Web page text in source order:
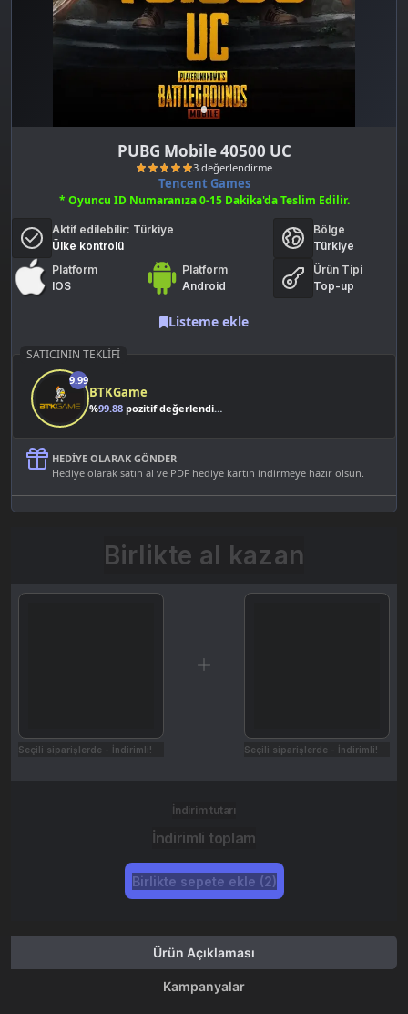
PUBG Mobile 40500 UC
Tencent Games
* Oyuncu ID Numaranıza 0-15 Dakika'da Teslim Edilir.
Aktif edilebilir: Türkiye
Ülke kontrolü
Bölge
Türkiye
Platform
IOS
Platform
Android
Ürün Tipi
Top-up
Listeme ekle
SATICININ TEKLIFI
9.99
BTKGame
%99.88 pozitif değerlendirme
HEDIYE OLARAK GÖNDER
Hediye olarak satın al ve PDF hediye kartın indirmeye hazır olsun.
Birlikte al kazan
Seçili siparişlerde - İndirimli! Seçili siparişlerde - İndirimli!
İndirim tutarı
İndirimli toplam
Birlikte sepete ekle (2)
Ürün Açıklaması
Kampanyalar